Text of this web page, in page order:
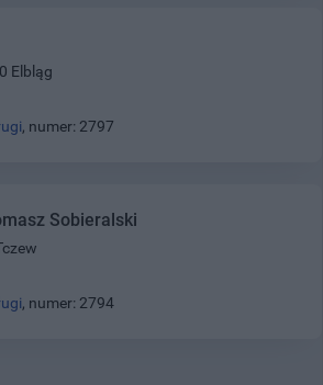
Elbląg
, numer: 2797
Sobieralski
, numer: 2794